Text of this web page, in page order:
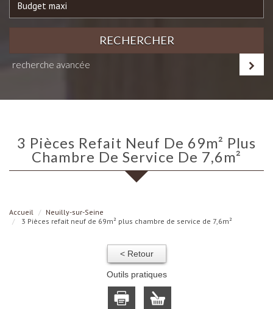
RECHERCHER
recherche avancée
3 Pièces Refait Neuf De 69m² Plus
Chambre De Service De 7,6m²
Accueil
Neuilly-sur-Seine
3 Pièces refait neuf de 69m² plus chambre de service de 7,6m²
< Retour
Outils pratiques